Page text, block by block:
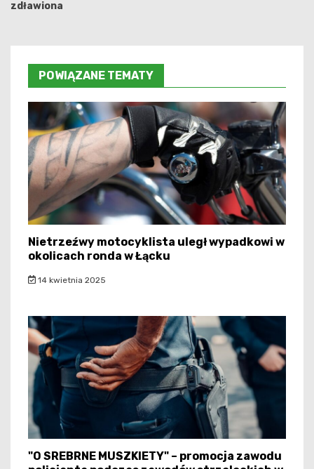
zdławiona
POWIĄZANE TEMATY
Nietrzeźwy motocyklista uległ wypadkowi w
okolicach ronda w Łącku
14 kwietnia 2025
"O SREBRNE MUSZKIETY" – promocja zawodu